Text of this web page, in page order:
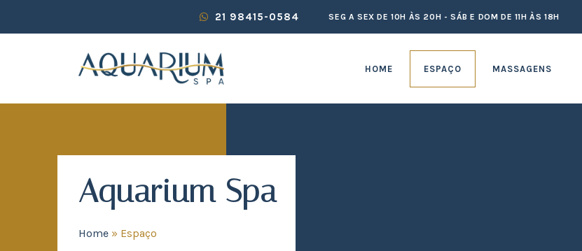
21 98415-0584 SEG A SEX DE 10H ÀS 20H - SÁB E DOM DE 11H ÀS 18H
HOME ESPAÇO MASSAGENS
Aquarium Spa
Home » Espaço